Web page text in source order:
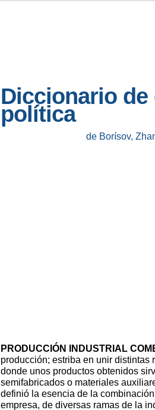
Diccionario de
política
de Borísov,
PRODUCCIÓN INDUSTRIAL
producción; estriba en unir
donde unos productos obtenidos
semifabricados o materiales
definió la esencia de la
empresa, de diversas ramas de la